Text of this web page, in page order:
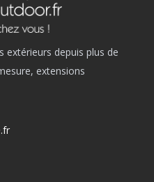
extérieurs depuis plus de
extensions